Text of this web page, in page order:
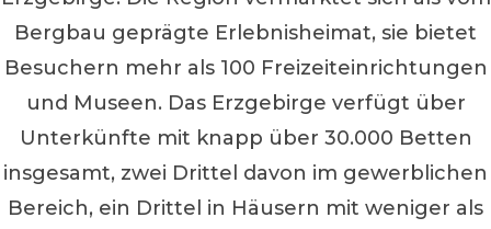
Bergbau geprägte Erlebnisheimat, sie bietet
Besuchern mehr als 100 Freizeiteinrichtungen
und Museen. Das Erzgebirge verfügt über
Unterkünfte mit knapp über 30.000 Betten
insgesamt, zwei Drittel davon im gewerblichen
Bereich, ein Drittel in Häusern mit weniger als